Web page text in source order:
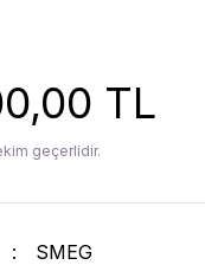
TL
geçerlidir.
SMEG